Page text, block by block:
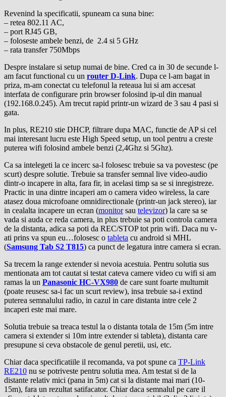
Revenind la specificatii, spuneam ca suna bine:
– retea 802.11 AC,
– port RJ45 GB,
– foloseste ambele benzi, de 2.4 si 5 GHz
– rata transfer 750Mbps
Despre instalare si setup numai de bine. Cred ca in 30 de secunde l-
am facut functional cu un router D-Link. Dupa ce l-am bagat in
priza, m-am conectat cu telefonul la reteaua lui si am accesat
interfata de configurare prin browser folosind ip-ul din manual
(192.168.0.245). Am trecut rapid printr-un wizard de 3 sau 4 pasi si
gata.
In plus, RE210 stie DHCP, filtrare dupa MAC, functie de AP si cel
mai interesant lucru este High Speed setup, un tool pentru a creste
puterea wifi folosind ambele benzi (2,4Ghz si 5Ghz).
Ca sa intelegeti la ce incerc sa-l folosesc trebuie sa va povestesc (pe
scurt) despre solutie. Trebuie sa transfer semnal live video-audio
dintr-o incapere in alta, fara fir, in acelasi timp sa se si inregistreze.
Practic in una dintre incaperi am o camera video wireless, la care
atasez doua microfoane omnidirectionale (printr-un jack stereo), iar
in cealalta incapere un ecran (monitorsau televizor) la care sa se
vada si auda ce reda camera, in plus trebuie sa poti controla camera
de la distanta, adica sa poti da REC/STOP tot prin wifi. Daca nu v-
ati prins va spun eu…folosesc o tableta cu android si MHL
(Samsung Tab S2 T815) ca punct de legatura intre camera si ecran.
Sa trecem la range extender si nevoia acestuia. Pentru solutia sus
mentionata am tot cautat si testat cateva camere video cu wifi si am
ramas la un Panasonic HC-VX980 de care sunt foarte multumit
(poate reusesc sa-i fac un scurt review), insa trebuie sa-i extind
puterea semnalului radio, in cazul in care distanta intre cele 2
incaperi este mai mare.
Solutia trebuie sa treaca testul la o distanta totala de 15m (5m intre
camera si extender si 10m intre extender si tableta), distanta care
presupune si ceva obstacole de genul peretii, usi, etc.
Chiar daca specificatiile il recomanda, va pot spune ca TP-Link
RE210 nu se potriveste pentru solutia mea. Am testat si de la
distante relativ mici (pana in 5m) cat si la distante mai mari (10-
15m), fara un rezultat satifacator. Chiar daca semnalul pe care il